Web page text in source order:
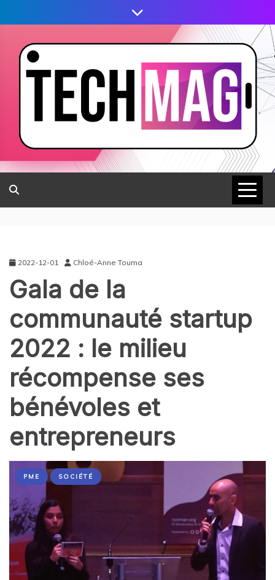
2022-12-01 Chloé-Anne Touma
Gala de la
communauté startup
2022 : le milieu
récompense ses
bénévoles et
entrepreneurs
PME SOCIÉTÉ